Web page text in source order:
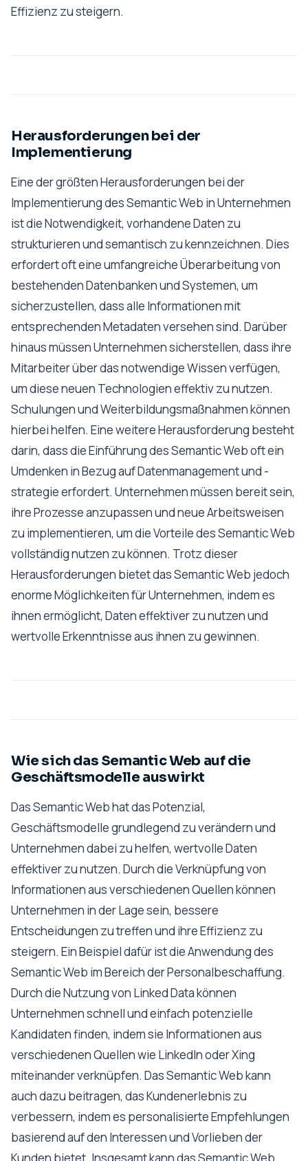
Effizienz zu steigern.
Herausforderungen bei der
Implementierung
Eine der größten Herausforderungen bei der
Implementierung des Semantic Web in Unternehmen
ist die Notwendigkeit, vorhandene Daten zu
strukturieren und semantisch zu kennzeichnen. Dies
erfordert oft eine umfangreiche Überarbeitung von
bestehenden Datenbanken und Systemen, um
sicherzustellen, dass alle Informationen mit
entsprechenden Metadaten versehen sind. Darüber
hinaus müssen Unternehmen sicherstellen, dass ihre
Mitarbeiter über das notwendige Wissen verfügen,
um diese neuen Technologien effektiv zu nutzen.
Schulungen und Weiterbildungsmaßnahmen können
hierbei helfen. Eine weitere Herausforderung besteht
darin, dass die Einführung des Semantic Web oft ein
Umdenken in Bezug auf Datenmanagement und -
strategie erfordert. Unternehmen müssen bereit sein,
ihre Prozesse anzupassen und neue Arbeitsweisen
zu implementieren, um die Vorteile des Semantic Web
vollständig nutzen zu können. Trotz dieser
Herausforderungen bietet das Semantic Web jedoch
enorme Möglichkeiten für Unternehmen, indem es
ihnen ermöglicht, Daten effektiver zu nutzen und
wertvolle Erkenntnisse aus ihnen zu gewinnen.
Wie sich das Semantic Web auf die
Geschäftsmodelle auswirkt
Das Semantic Web hat das Potenzial,
Geschäftsmodelle grundlegend zu verändern und
Unternehmen dabei zu helfen, wertvolle Daten
effektiver zu nutzen. Durch die Verknüpfung von
Informationen aus verschiedenen Quellen können
Unternehmen in der Lage sein, bessere
Entscheidungen zu treffen und ihre Effizienz zu
steigern. Ein Beispiel dafür ist die Anwendung des
Semantic Web im Bereich der Personalbeschaffung.
Durch die Nutzung von Linked Data können
Unternehmen schnell und einfach potenzielle
Kandidaten finden, indem sie Informationen aus
verschiedenen Quellen wie LinkedIn oder Xing
miteinander verknüpfen. Das Semantic Web kann
auch dazu beitragen, das Kundenerlebnis zu
verbessern, indem es personalisierte Empfehlungen
basierend auf den Interessen und Vorlieben der